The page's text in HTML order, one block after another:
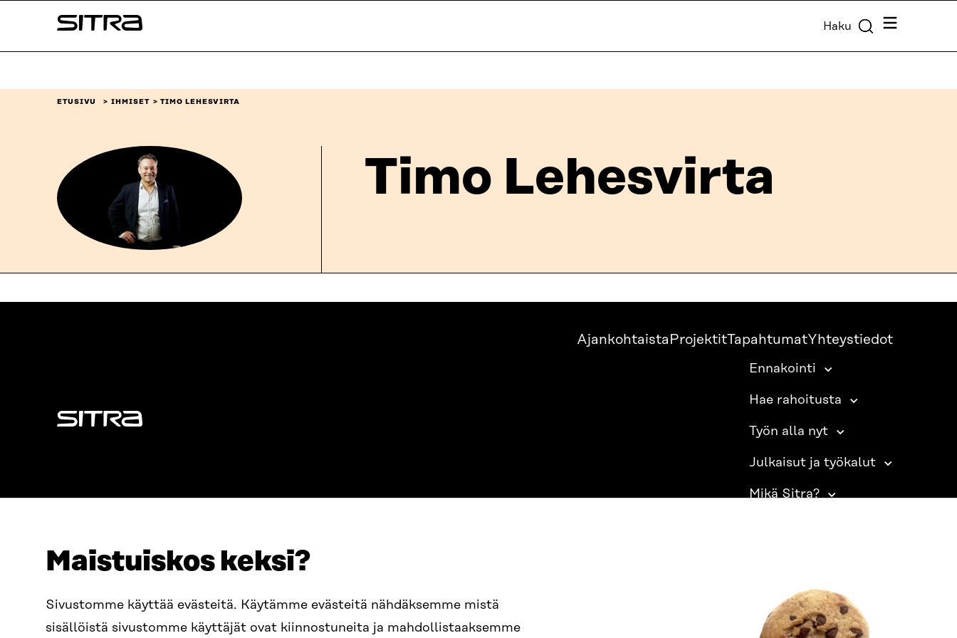
Maistuiskos keksi?
Sivustomme käyttää evästeitä. Käytämme evästeitä nähdäksemme mistä
sisällöistä sivustomme käyttäjät ovat kiinnostuneita ja mahdollistaaksemme
sisältöön
Sitra Haku Valikko
ETUSIVU IHMISET TIMO LEHESVIRTA
Timo Lehesvirta
Sitra
AjankohtaistaProjektitTapahtumatYhteystiedot
Ennakointi
Hae rahoitusta
Työn alla nyt
Julkaisut ja työkalut
Mikä Sitra?
Itämerenkatu 11-13, PL 160,
00181 Helsinki
+358 294 618 991
SITRA SOSIAALISESSA MEDIASSA